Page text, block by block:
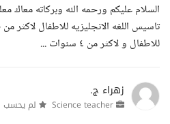
السلام عليكم ورحمه الله وبركاته معاك
للاطفال و لاكثر من ٤ سنوات ...
زهراء ج.
لم يحسب